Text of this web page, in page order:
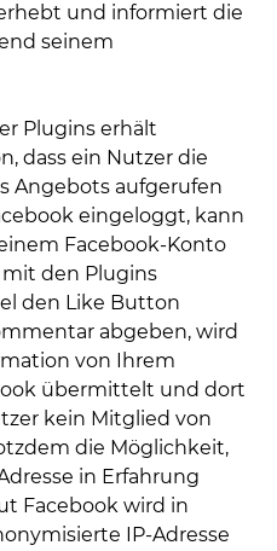
und informiert die
seinem
Plugins erhält
dass ein Nutzer die
Angebots aufgerufen
eingeloggt, kann
Facebook-Konto
den Plugins
den Like Button
abgeben, wird
von Ihrem
übermittelt und dort
kein Mitglied von
die Möglichkeit,
in Erfahrung
Facebook wird in
IP-Adresse